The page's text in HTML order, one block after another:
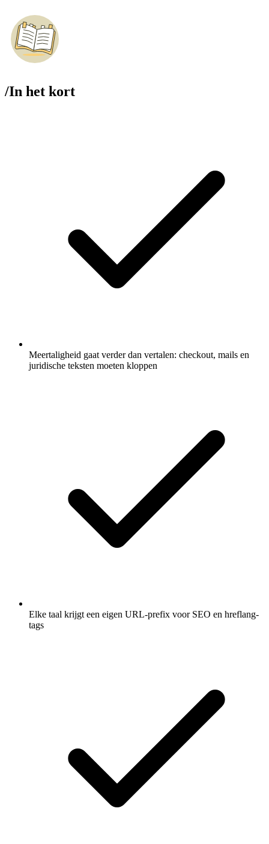
/In het kort
Meertaligheid gaat verder dan vertalen: checkout, mails en
juridische teksten moeten kloppen
Elke taal krijgt een eigen URL-prefix voor SEO en hreflang-
tags